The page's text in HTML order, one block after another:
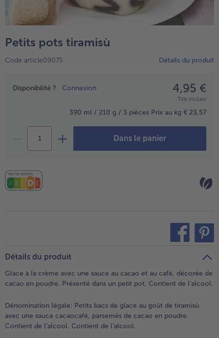
TousPlats cuisinés
Boulangerie & Pâtisserie
TousBoulangerie & Pâtisserie
TousEntrées, Apéritifs & Snacks
Produits non surgelés
TousProduits non surgelés
Petits pots tiramisù
Code article09075 Détails du produit
Prix
Disponibilité ? Connexion 4,95 €
TVA incluse
390 ml / 210 g / 3 pièces Prix au kg € 23,57
Dans le panier
Détails du produit
Glace à la crème avec une sauce au cacao et au café, décorée de
cacao en poudre. Présenté dans un petit pot. Contient de l'alcool.
Dénomination légale: Petits bacs de glace au goût de tiramisù
avec une sauce cacaocafé, parsemés de cacao en poudre.
Contient de l’alcool. Contient de l’alcool.